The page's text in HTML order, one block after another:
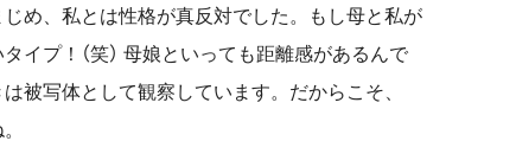
め、私とは性格が真反対でした。もし母と私が
イプ！（笑） 母娘といっても距離感があるんで
被写体として観察しています。だからこそ、